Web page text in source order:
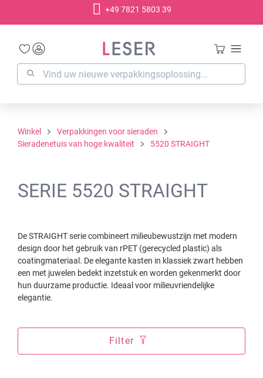
+49 7821 5803 39
Winkel
Verpakkingen voor sieraden
Sieradenetuis van hoge kwaliteit
5520 STRAIGHT
SERIE 5520 STRAIGHT
De STRAIGHT serie combineert milieubewustzijn met modern
design door het gebruik van rPET (gerecycled plastic) als
coatingmateriaal. De elegante kasten in klassiek zwart hebben
een met juwelen bedekt inzetstuk en worden gekenmerkt door
hun duurzame productie. Ideaal voor milieuvriendelijke
elegantie.
Filter